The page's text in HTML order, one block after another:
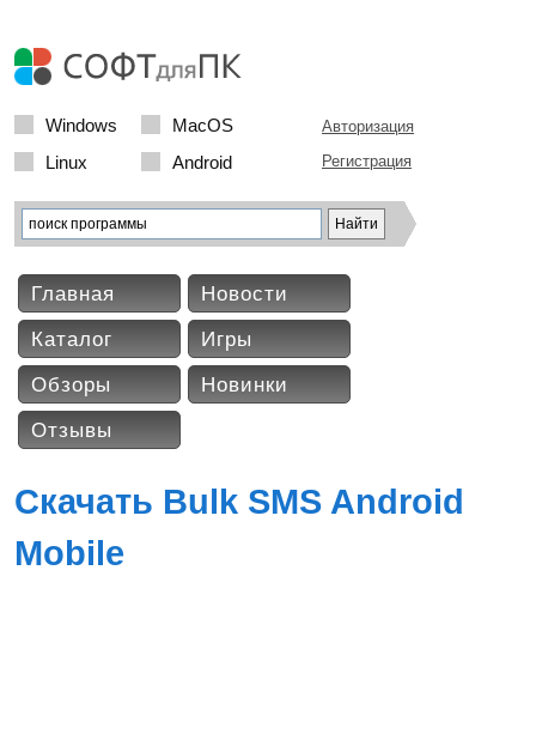
Windows
MacOS
Linux
Android
Авторизация
Регистрация
Главная
Новости
Каталог
Игры
Обзоры
Новинки
Отзывы
Скачать Bulk SMS Android
Mobile